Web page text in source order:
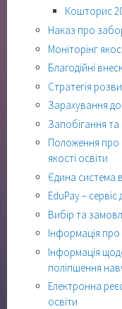
Кошторис
Наказ про
Моніторінг
Благодійні
Стратегія
Зарахування до
Запобігання та
Положення про
якості освіти
Єдина система
EduPay – сервіс
Вибір та
Інформація про
Інформація
поліпшення
Електронна
освіти